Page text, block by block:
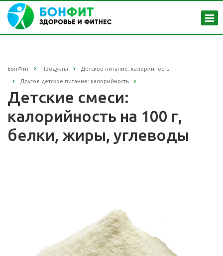
БонФит Продукты Детское питание: калорийность
Другое детское питание: калорийность
Детские смеси:
калорийность на 100 г,
белки, жиры, углеводы